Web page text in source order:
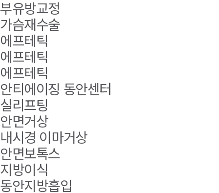
부유방교정
가슴재수술
에프테틱
에프테틱
에프테틱
안티에이징 동안센터
실리프팅
안면거상
내시경 이마거상
안면보톡스
지방이식
동안지방흡입